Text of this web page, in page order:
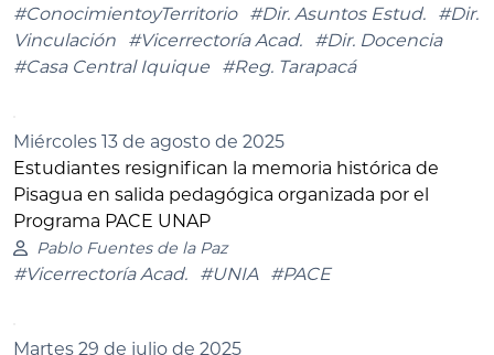
#ConocimientoyTerritorio #Dir. Asuntos Estud.
#Dir.
Vinculación
#Vicerrectoría Acad.
#Dir. Docencia
#Casa Central Iquique
#Reg. Tarapacá
Miércoles 13 de agosto de 2025
Estudiantes resignifican la memoria histórica de
Pisagua en salida pedagógica organizada por el
Programa PACE UNAP
Pablo Fuentes de la Paz
#Vicerrectoría Acad. #UNIA #PACE
Martes 29 de julio de 2025